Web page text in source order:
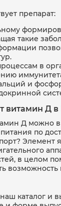
препарат:
такие
в
и
витамин Д
Д можно в
по
Элемент
в целом
возможность
каталог и